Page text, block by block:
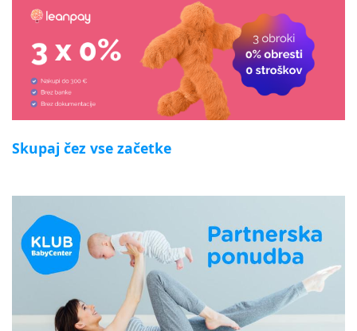
Skupaj čez vse začetke